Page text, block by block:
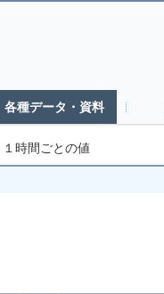
各種データ・資料
１時間ごとの値